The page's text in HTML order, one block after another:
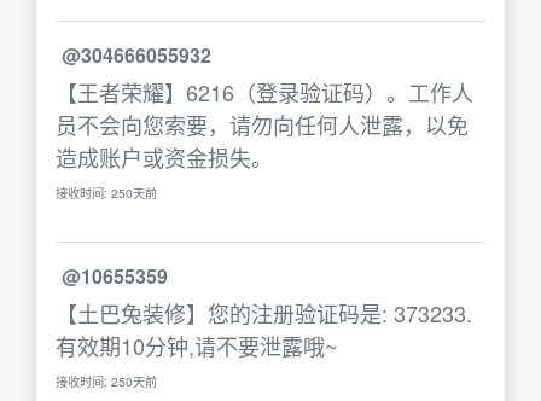
@304666055932
【王者荣耀】6216（登录验证码）。工作人
员不会向您索要，请勿向任何人泄露，以免
造成账户或资金损失。
接收时间: 250天前
@10655359
【土巴兔装修】您的注册验证码是: 373233.
有效期10分钟,请不要泄露哦~
接收时间: 250天前